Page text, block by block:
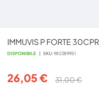
IMMUVIS P FORTE 30CPR
DISPONIBILE SKU 982389951
26,05 € 31,00 €
all'inizio
della
immagini